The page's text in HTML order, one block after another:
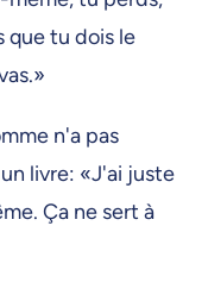
que tu dois le
n'a pas
livre: «J'ai juste
Ça ne sert à